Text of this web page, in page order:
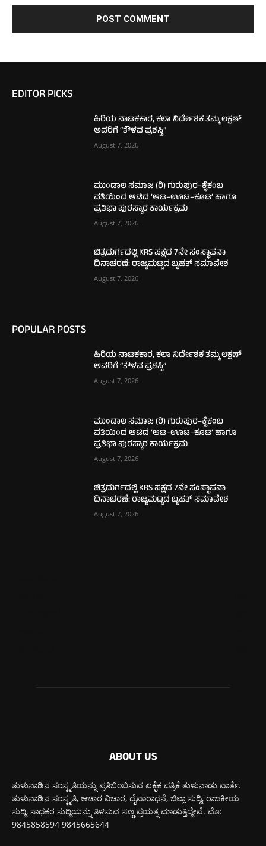
EDITOR PICKS
ಹಿರಿಯ ನಾಟಕಕಾರ, ಕಲಾ ನಿರ್ದೇಶಕ ತಮ್ಮ ಲಕ್ಷಣ್
ಅವರಿಗೆ “ತೌಳವ ಪ್ರಶಸ್ತಿ”
August 7, 2026
ಮುಂಡಾಲ ಸಮಾಜ (ರಿ) ಗುರುಪುರ–ಕೈಕಂಬ
ವತಿಯಿಂದ ಆಟಿದ ‘ಆಟ–ಊಟ–ಕೂಟ’ ಹಾಗೂ
ಪ್ರತಿಭಾ ಪುರಸ್ಕಾರ ಕಾರ್ಯಕ್ರಮ
August 7, 2026
ಚಿತ್ರದುರ್ಗದಲ್ಲಿ KRS ಪಕ್ಷದ 7ನೇ ಸಂಸ್ಥಾಪನಾ
ದಿನಾಚರಣೆ: ರಾಜ್ಯಮಟ್ಟದ ಬೃಹತ್ ಸಮಾವೇಶ
August 7, 2026
POPULAR POSTS
ಹಿರಿಯ ನಾಟಕಕಾರ, ಕಲಾ ನಿರ್ದೇಶಕ ತಮ್ಮ ಲಕ್ಷಣ್
ಅವರಿಗೆ “ತೌಳವ ಪ್ರಶಸ್ತಿ”
August 7, 2026
ಮುಂಡಾಲ ಸಮಾಜ (ರಿ) ಗುರುಪುರ–ಕೈಕಂಬ
ವತಿಯಿಂದ ಆಟಿದ ‘ಆಟ–ಊಟ–ಕೂಟ’ ಹಾಗೂ
ಪ್ರತಿಭಾ ಪುರಸ್ಕಾರ ಕಾರ್ಯಕ್ರಮ
August 7, 2026
ಚಿತ್ರದುರ್ಗದಲ್ಲಿ KRS ಪಕ್ಷದ 7ನೇ ಸಂಸ್ಥಾಪನಾ
ದಿನಾಚರಣೆ: ರಾಜ್ಯಮಟ್ಟದ ಬೃಹತ್ ಸಮಾವೇಶ
August 7, 2026
ABOUT US
ತುಳುನಾಡಿನ ಸಂಸ್ಕೃತಿಯನ್ನು ಪ್ರತಿಬಿಂಬಿಸುವ ಏಕೈಕ ಪತ್ರಿಕೆ ತುಳುನಾಡು ವಾರ್ತೆ.
ತುಳುನಾಡಿನ ಸಂಸ್ಕೃತಿ, ಆಚಾರ ವಿಚಾರ, ದೈವಾರಾಧನೆ, ಜಿಲ್ಲಾ ಸುದ್ದಿ, ರಾಜಕೀಯ
ಸುದ್ದಿ, ಸಾಧಕರ ಸುದ್ದಿಯನ್ನು ತಿಳಿಸುವ ಸಣ್ಣ ಪ್ರಯತ್ನ ಮಾಡುತ್ತಿದ್ದೇವೆ. ಮೊ:
9845858594 9845665644